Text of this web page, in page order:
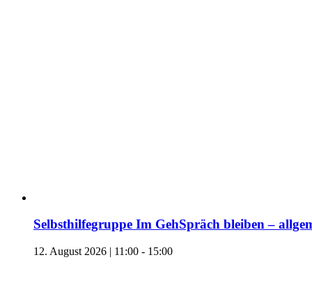
Selbsthilfegruppe Im GehSpräch bleiben –
12. August 2026 | 11:00 - 15:00